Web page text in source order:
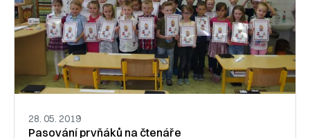
28. 05. 2019
Pasování prvňáků na čtenáře